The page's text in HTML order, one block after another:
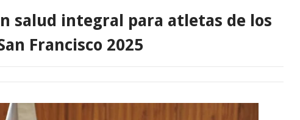
salud integral para atletas de los
Francisco 2025